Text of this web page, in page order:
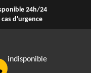
24h/24
cas d'urgence
indisponible